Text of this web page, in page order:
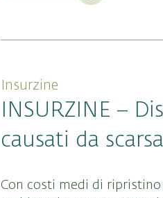
Insurzine
INSURZINE –
causati da
Con costi medi di